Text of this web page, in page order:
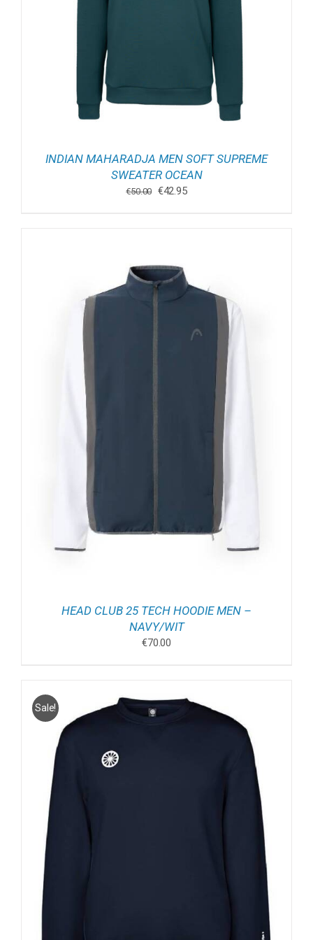
INDIAN MAHARADJA MEN SOFT SUPREME
SWEATER OCEAN
€50.00 Oorspronkelijke
€42.95Huidige
HEAD CLUB 25 TECH HOODIE MEN –
NAVY/WIT
€70.00
Sale!